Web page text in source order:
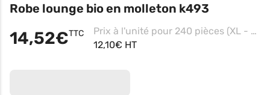
Robe lounge bio en molleton k493
14,52€TTC
Prix à l'unité pour 240 pièces (XL - Light Grey Heather)
12,10€ HT